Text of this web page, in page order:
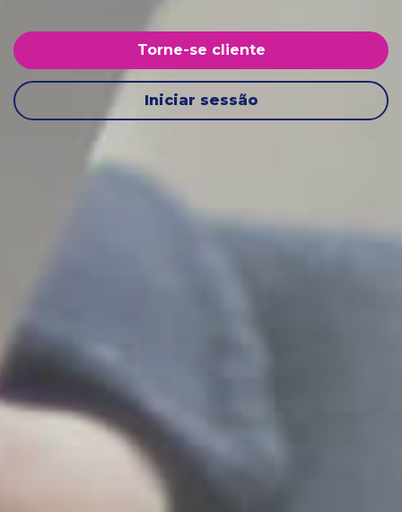
Torne-se cliente
Iniciar sessão